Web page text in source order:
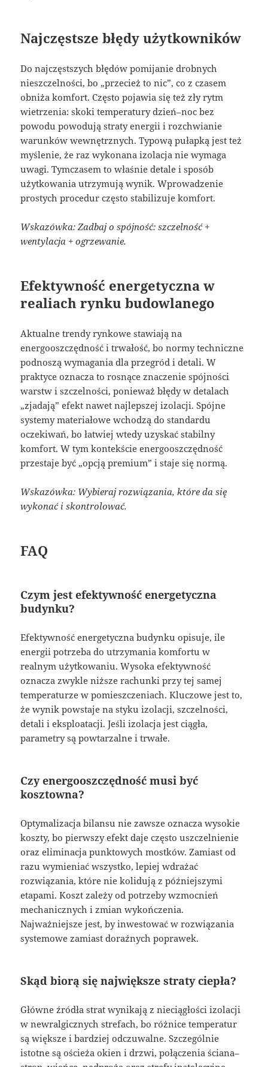
Najczęstsze błędy użytkowników
Do najczęstszych błędów pomijanie drobnych
nieszczelności, bo „przecież to nic”, co z czasem
obniża komfort. Często pojawia się też zły rytm
wietrzenia: skoki temperatury dzień–noc bez
powodu powodują straty energii i rozchwianie
warunków wewnętrznych. Typową pułapką jest też
myślenie, że raz wykonana izolacja nie wymaga
uwagi. Tymczasem to właśnie detale i sposób
użytkowania utrzymują wynik. Wprowadzenie
prostych procedur często stabilizuje komfort.
Wskazówka: Zadbaj o spójność: szczelność +
wentylacja + ogrzewanie.
Efektywność energetyczna w
realiach rynku budowlanego
Aktualne trendy rynkowe stawiają na
energooszczędność i trwałość, bo normy techniczne
podnoszą wymagania dla przegród i detali. W
praktyce oznacza to rosnące znaczenie spójności
warstw i szczelności, ponieważ błędy w detalach
„zjadają” efekt nawet najlepszej izolacji. Spójne
systemy materiałowe wchodzą do standardu
oczekiwań, bo łatwiej wtedy uzyskać stabilny
komfort. W tym kontekście energooszczędność
przestaje być „opcją premium” i staje się normą.
Wskazówka: Wybieraj rozwiązania, które da się
wykonać i skontrolować.
FAQ
Czym jest efektywność energetyczna
budynku?
Efektywność energetyczna budynku opisuje, ile
energii potrzeba do utrzymania komfortu w
realnym użytkowaniu. Wysoka efektywność
oznacza zwykle niższe rachunki przy tej samej
temperaturze w pomieszczeniach. Kluczowe jest to,
że wynik powstaje na styku izolacji, szczelności,
detali i eksploatacji. Jeśli izolacja jest ciągła,
parametry są powtarzalne i trwałe.
Czy energooszczędność musi być
kosztowna?
Optymalizacja bilansu nie zawsze oznacza wysokie
koszty, bo pierwszy efekt daje często uszczelnienie
oraz eliminacja punktowych mostków. Zamiast od
razu wymieniać wszystko, lepiej wdrażać
rozwiązania, które nie kolidują z późniejszymi
etapami. Koszt zależy od potrzeby wzmocnień
mechanicznych i zmian wykończenia.
Najważniejsze jest, by inwestować w rozwiązania
systemowe zamiast doraźnych poprawek.
Skąd biorą się największe straty ciepła?
Główne źródła strat wynikają z nieciągłości izolacji
w newralgicznych strefach, bo różnice temperatur
są większe i bardziej odczuwalne. Szczególnie
istotne są ościeża okien i drzwi, połączenia ściana–